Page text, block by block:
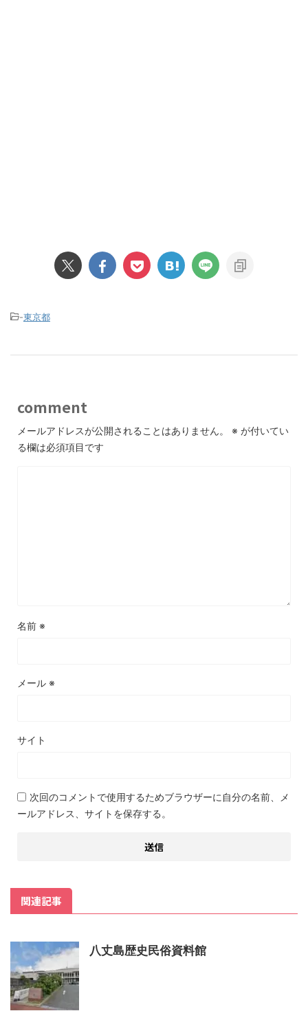
-東京都
comment
メールアドレスが公開されることはありません。 ※ が付いてい
る欄は必須項目です
名前 ※
メール ※
サイト
次回のコメントで使用するためブラウザーに自分の名前、メ
ールアドレス、サイトを保存する。
関連記事
八丈島歴史民俗資料館